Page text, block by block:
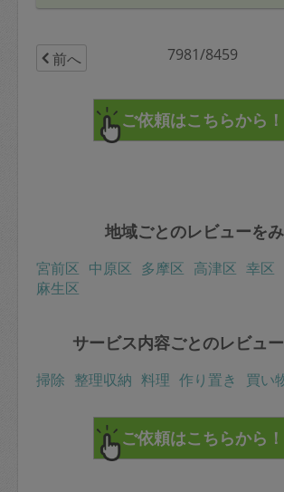
前へ 7981/8459
地域ごとのレビューを
宮前区 中原区 多摩区 高津区 幸区
麻生区
サービス内容ごとのレビュ
掃除 整理収納 料理 作り置き 買い